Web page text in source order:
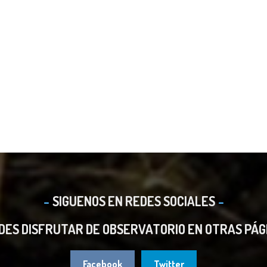
SIGUENOS EN REDES SOCIALES
DISFRUTAR DE OBSERVATORIO EN OTRAS
Facebook Twitter